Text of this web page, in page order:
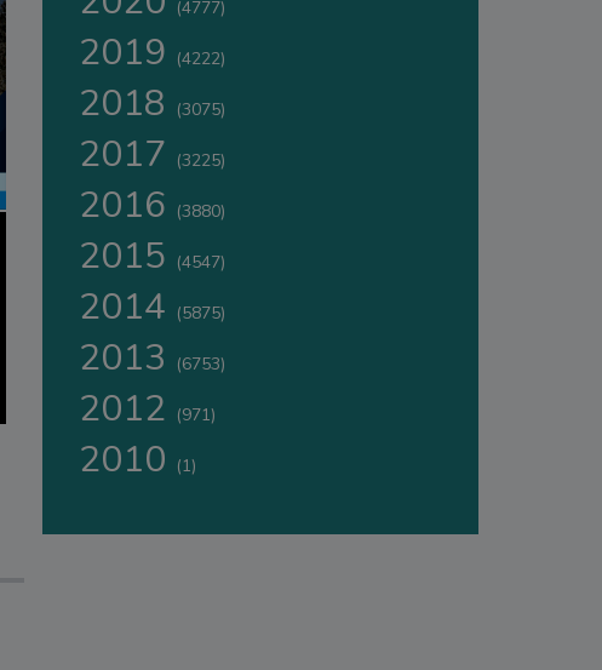
(4777)
2019 (4222)
2018 (3075)
2017 (3225)
2016 (3880)
2015 (4547)
2014 (5875)
2013 (6753)
2012 (971)
2010 (1)